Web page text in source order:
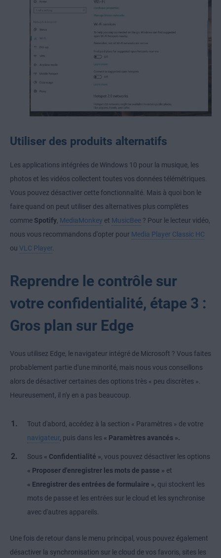
Utiliser des produits alternatifs
Les applications intégrées de Windows 10 pour la musique, les
photos et les vidéos collectent toutes vos données télémétriques.
Vous pouvez désactiver cette fonctionnalité. Mais à quoi bon le
faire quand on peut utiliser des alternatives plus complètes
comme Spotify MediaMonkey et MusicBee ? Pour le lecteur vidéo,
nous vous recommandons d'opter pour Media Player Classic HC
ou VLC Player
Reprendre le contrôle sur
votre confidentialité, étape 3 :
Gros plan sur Edge
Vous utilisez Edge, le navigateur intégré de Microsoft ? Vous faites
probablement partie d'une minorité, mais nous vous conseillons
alors de désactiver certaines des options très « peu discrètes ».
Heureusement, il n'y en a pas beaucoup.
Tout d'abord, accédez à la section « Paramètres » de votre
navigateur , puis dans les « Paramètres avancés ».
Sous « Confidentialité » , vous pouvez désactiver les options
« Proposer d'enregistrer les mots de passe » et
« Enregistrer des entrées de formulaire » , qui stockent les
mots de passe et les entrées sur le cloud et les synchronise
avec d'autres appareils.
Une fois de retour dans le menu principal, vous pouvez également
désactiver la synchronisation sur le cloud de vos favoris, sites les